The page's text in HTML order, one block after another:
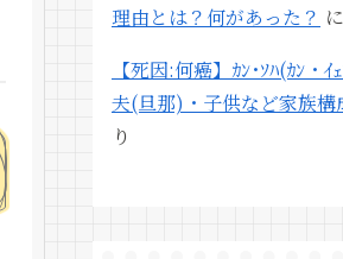
理由とは？何があった？ に
【死因:何癌】ｶﾝ･ｿﾊ(ｶﾝ・
夫(旦那)・子供など家族構
り